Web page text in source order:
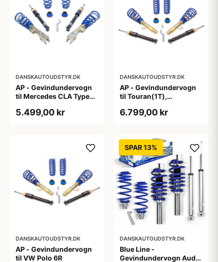
DANSKAUTOUDSTYR.DK
AP - Gevindundervogn
til Mercedes CLA Type
5.499,00 kr
DANSKAUTOUDSTYR.DK
AP - Gevindundervogn
til Touran(1T),
Quattro(8P), fjedreben
6.799,00 kr
DANSKAUTOUDSTYR.DK
AP - Gevindundervogn
til VW Polo 6R
SPAR 13%
DANSKAUTOUDSTYR.DK
Blue Line -
Gevindundervogn Audi